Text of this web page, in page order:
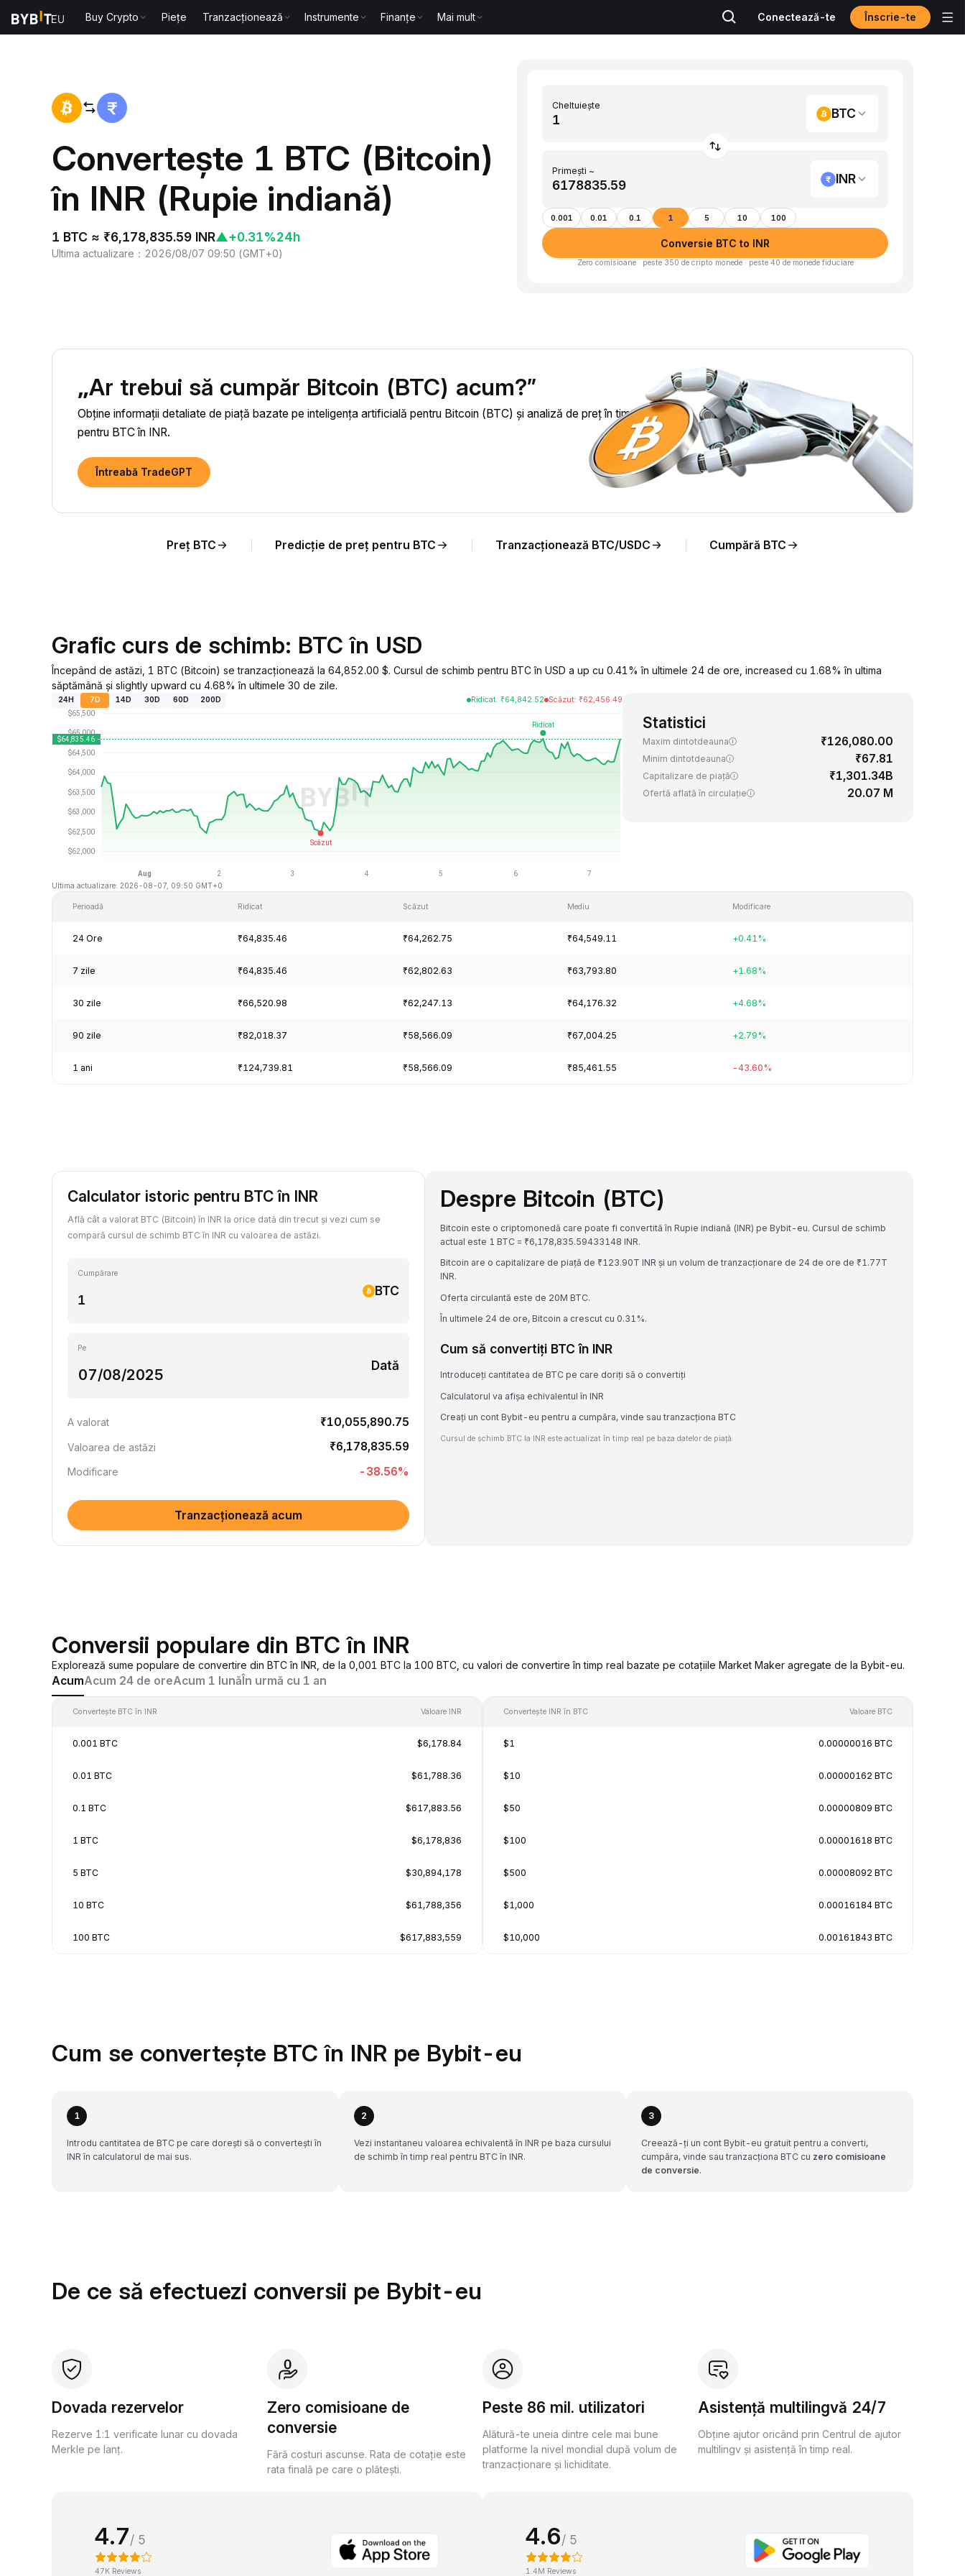
Buy Crypto Piețe Tranzacționează Instrumente Finanțe Mai mult Conectează-te Înscrie-te
Convertește 1 BTC (Bitcoin)
în INR (Rupie indiană)
1 BTC ≈ ₹6,178,835.59 INR▲+0.31%24h
Ultima actualizare ： 2026/08/07 09:50 (GMT+0)
Cheltuiește
BTC
Primești ~
INR
0.001 0.01 0.1 1 5 10 100
Conversie BTC to INR
Zero comisioane · peste 350 de cripto monede · peste 40 de monede fiduciare
„Ar trebui să cumpăr Bitcoin (BTC) acum?”
Obține informații detaliate de piață bazate pe inteligența artificială pentru Bitcoin (BTC) și analiză de preț în timp real
pentru BTC în INR.
Întreabă TradeGPT
Preț BTC Predicție de preț pentru BTC Tranzacționează BTC/USDC Cumpără BTC
Grafic curs de schimb: BTC în USD
Începând de astăzi, 1 BTC (Bitcoin) se tranzacționează la 64,852.00 $. Cursul de schimb pentru BTC în USD a up cu 0.41% în ultimele 24 de ore, increased cu 1.68% în ultima
săptămână și slightly upward cu 4.68% în ultimele 30 de zile.
24H 7D 14D 30D 60D 200D Ridicat: ₹64,842.52 Scăzut: ₹62,456.49
Ultima actualizare: 2026-08-07, 09:50 GMT+0
Statistici
Maxim dintotdeauna ₹126,080.00
Minim dintotdeauna ₹67.81
Capitalizare de piață ₹1,301.34B
Ofertă aflată în circulație 20.07 M
Perioadă Ridicat Scăzut Mediu Modificare
24 Ore ₹64,835.46 ₹64,262.75 ₹64,549.11 +0.41%
7 zile ₹64,835.46 ₹62,802.63 ₹63,793.80 +1.68%
30 zile ₹66,520.98 ₹62,247.13 ₹64,176.32 +4.68%
90 zile ₹82,018.37 ₹58,566.09 ₹67,004.25 +2.79%
1 ani ₹124,739.81 ₹58,566.09 ₹85,461.55 -43.60%
Calculator istoric pentru BTC în INR
Află cât a valorat BTC (Bitcoin) în INR la orice dată din trecut și vezi cum se
compară cursul de schimb BTC în INR cu valoarea de astăzi.
Cumpărare
BTC
Pe
Dată
A valorat ₹10,055,890.75
Valoarea de astăzi ₹6,178,835.59
Modificare -38.56%
Tranzacționează acum
Despre Bitcoin (BTC)
Bitcoin este o criptomonedă care poate fi convertită în Rupie indiană (INR) pe Bybit-eu. Cursul de schimb
actual este 1 BTC = ₹6,178,835.59433148 INR.
Bitcoin are o capitalizare de piață de ₹123.90T INR și un volum de tranzacționare de 24 de ore de ₹1.77T
INR.
Oferta circulantă este de 20M BTC.
În ultimele 24 de ore, Bitcoin a crescut cu 0.31%.
Cum să convertiți BTC în INR
Introduceți cantitatea de BTC pe care doriți să o convertiți
Calculatorul va afișa echivalentul în INR
Creați un cont Bybit-eu pentru a cumpăra, vinde sau tranzacționa BTC
Cursul de schimb BTC la INR este actualizat în timp real pe baza datelor de piață.
Conversii populare din BTC în INR
Explorează sume populare de convertire din BTC în INR, de la 0,001 BTC la 100 BTC, cu valori de convertire în timp real bazate pe cotațiile Market Maker agregate de la Bybit-eu.
AcumAcum 24 de oreAcum 1 lunăÎn urmă cu 1 an
Convertește BTC în INR Valoare INR
0.001 BTC $6,178.84
0.01 BTC $61,788.36
0.1 BTC $617,883.56
1 BTC $6,178,836
5 BTC $30,894,178
10 BTC $61,788,356
100 BTC $617,883,559
Convertește INR în BTC Valoare BTC
$1 0.00000016 BTC
$10 0.00000162 BTC
$50 0.00000809 BTC
$100 0.00001618 BTC
$500 0.00008092 BTC
$1,000 0.00016184 BTC
$10,000 0.00161843 BTC
Cum se convertește BTC în INR pe Bybit-eu
1
Introdu cantitatea de BTC pe care dorești să o convertești în
INR în calculatorul de mai sus.
2
Vezi instantaneu valoarea echivalentă în INR pe baza cursului
de schimb în timp real pentru BTC în INR.
3
Creează-ți un cont Bybit-eu gratuit pentru a converti,
cumpăra, vinde sau tranzacționa BTC cu zero comisioane
de conversie.
De ce să efectuezi conversii pe Bybit-eu
Dovada rezervelor
Rezerve 1:1 verificate lunar cu dovada
Merkle pe lanț.
Zero comisioane de
conversie
Fără costuri ascunse. Rata de cotație este
rata finală pe care o plătești.
Peste 86 mil. utilizatori
Alătură-te uneia dintre cele mai bune
platforme la nivel mondial după volum de
tranzacționare și lichiditate.
Asistență multilingvă 24/7
Obține ajutor oricând prin Centrul de ajutor
multilingv și asistență în timp real.
4.7/ 5
47K Reviews
4.6/ 5
1.4M Reviews